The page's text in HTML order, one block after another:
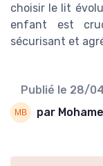
choisir le lit
enfant est
sécurisant et
Publié le 28/
par